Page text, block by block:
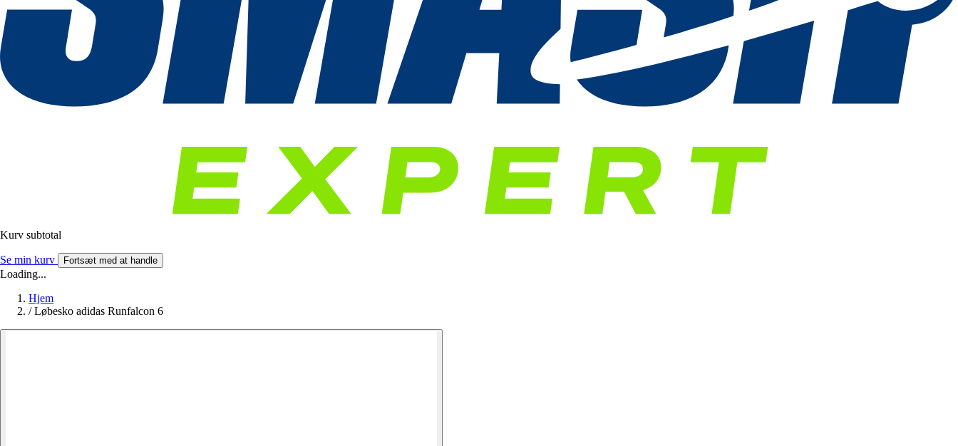
Kurv subtotal
Se min kurv Fortsæt med at handle
Loading...
Hjem
/ Løbesko adidas Runfalcon 6